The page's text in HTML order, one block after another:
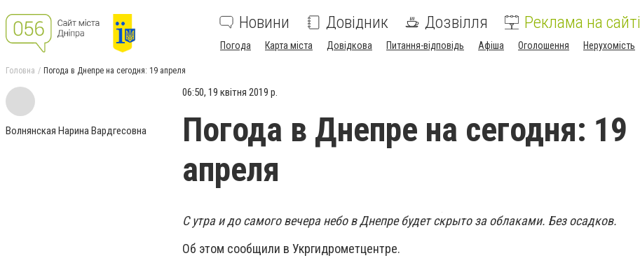
Новини Довідник Дозвілля Реклама на сайті
Погода Карта міста Довідкова Питання-відповідь Афіша Оголошення Нерухомість
Головна Погода в Днепре на сегодня: 19 апреля
Волнянская Нарина Вардгесовна
06:50, 19 квітня 2019 р.
Погода в Днепре на сегодня: 19
апреля
С утра и до самого вечера небо в Днепре будет скрыто за облаками. Без осадков.
Об этом сообщили в Укргидрометцентре.